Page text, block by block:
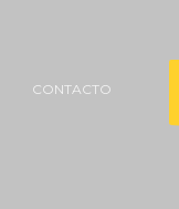
CONTACTO